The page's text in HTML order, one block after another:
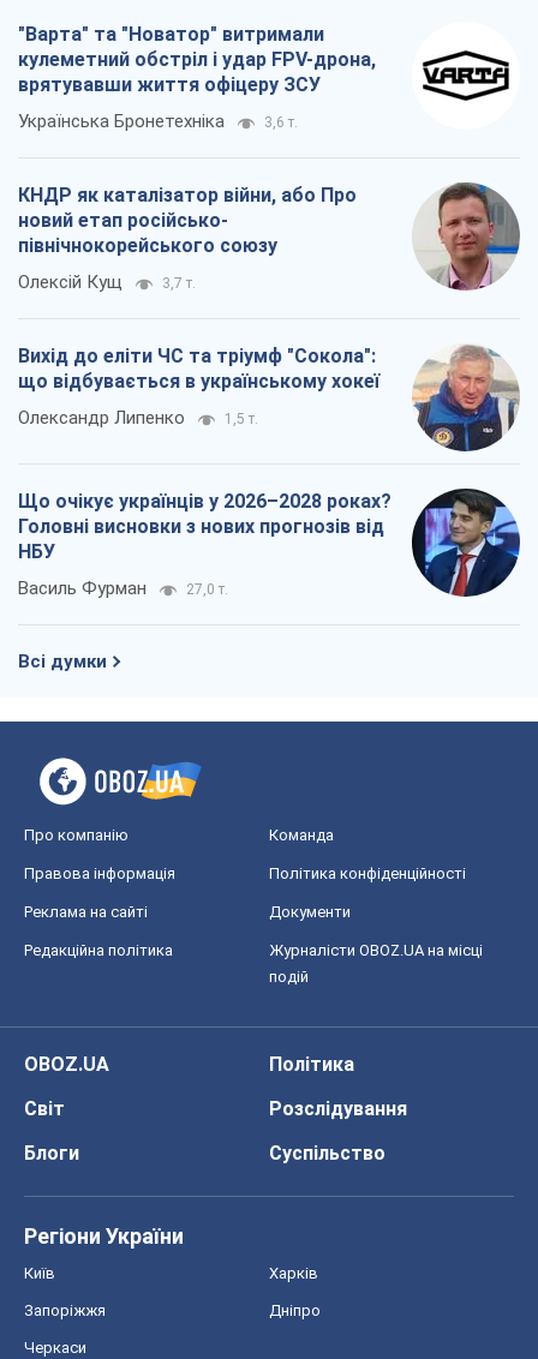
"Варта" та "Новатор" витримали
кулеметний обстріл і удар FPV-дрона,
врятувавши життя офіцеру ЗСУ
Українська Бронетехніка 3,6 т.
КНДР як каталізатор війни, або Про
новий етап російсько-
північнокорейського союзу
Олексій Кущ 3,7 т.
Вихід до еліти ЧС та тріумф "Сокола":
що відбувається в українському хокеї
Олександр Липенко 1,5 т.
Що очікує українців у 2026–2028 роках?
Головні висновки з нових прогнозів від
НБУ
Василь Фурман 27,0 т.
Всі думки
Про компанію Команда
Правова інформація Політика конфіденційності
Реклама на сайті Документи
Редакційна політика
Журналісти OBOZ.UA на місці
подій
OBOZ.UA
Політика
Світ
Розслідування
Блоги
Суспільство
Регіони України
Київ Харків
Запоріжжя Дніпро
Черкаси